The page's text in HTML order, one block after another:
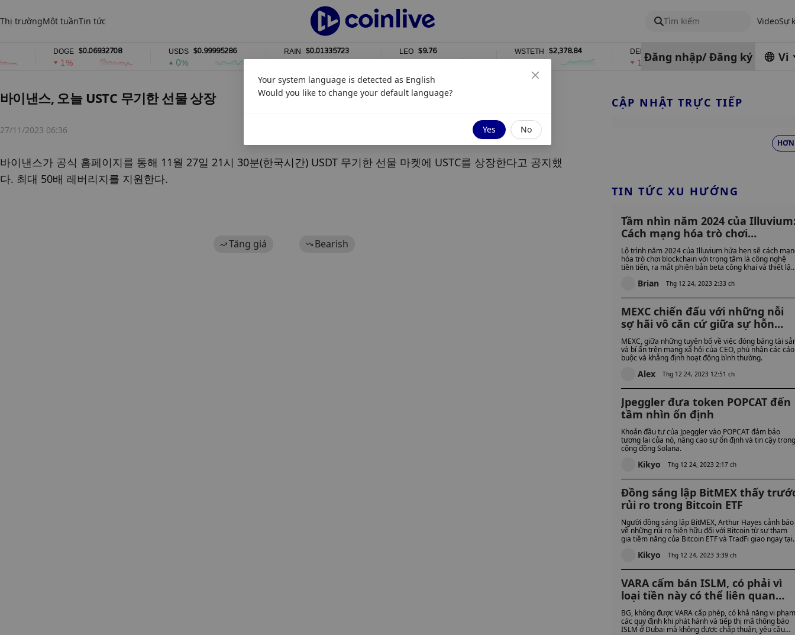
Thị trườngMột tuầnTin tức Tìm kiếm VideoSự
DOGE $0.06932708
1%
USDS $0.99995286
0%
$0.01335723
1%
$9.76
0%
WSTETH $2,378.84
0%
$0.76762686
1%
ZEC $454.62
4%
Đăng nhập/ Đăng ký Vi
바이낸스, 오늘 USTC 무기한 선물 상장
27/11/2023 06:36
바이낸스가 공식 홈페이지를 통해 11월 27일 21시 30분(한국시간) USDT 무기한 선물 마켓에 USTC를 상장한다고 공지했
다. 최대 50배 레버리지를 지원한다.
Tăng giá Bearish
CẬP NHẬT TRỰC TIẾP
HƠN
TIN TỨC XU HƯỚNG
Tầm nhìn năm 2024 của
Cách mạng hóa trò chơi
Blockchain
Lộ trình năm 2024 của Illuvium hứa hẹn sẽ cách
hóa trò chơi blockchain với trọng tâm là công nghệ
tiên tiến, ra mắt phiên bản beta công khai và thiết lập
Brian Thg 12 24, 2023 2:33 ch
MEXC chiến đấu với những nỗi
sợ hãi vô căn cứ giữa sự hỗn
loạn của cộng đồng
MEXC, giữa những tuyên bố về việc đóng băng tài
và bí ẩn trên mạng xã hội của CEO, phủ nhận các cáo
buộc và khẳng định hoạt động bình thường.
Alex Thg 12 24, 2023 12:51 ch
Jpeggler đưa token POPCAT đến
tầm nhìn ổn định
Khoản đầu tư của Jpeggler vào POPCAT đảm bảo
tương lai của nó, nâng cao sự ổn định và tin cậy trong
cộng đồng Solana.
Kikyo Thg 12 24, 2023 2:17 ch
Đồng sáng lập BitMEX thấy
rủi ro trong Bitcoin ETF
Người đồng sáng lập BitMEX, Arthur Hayes cảnh báo
về những rủi ro hiện hữu đối với Bitcoin từ sự tham
gia tiềm năng của Bitcoin ETF và TradFi giao ngay tại
Kikyo Thg 12 24, 2023 3:39 ch
VARA cấm bán ISLM, có phải vì
loại tiền này có thể liên quan
đến rửa tiền và tấn công khủng
bố?
BG, không được VARA cấp phép, có khả năng vi phạm
các quy định khi phát hành và tiếp thị mã thông báo
ISLM ở Dubai mà không được chấp thuận, yêu cầu
Your system language is detected as English
Would you like to change your default language?
Yes No